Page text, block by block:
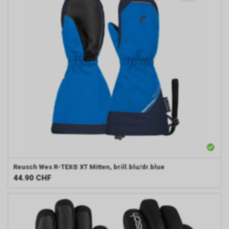
Reusch Wes R-TEX® XT Mitten, brill.blu/dr.blue
44.90 CHF